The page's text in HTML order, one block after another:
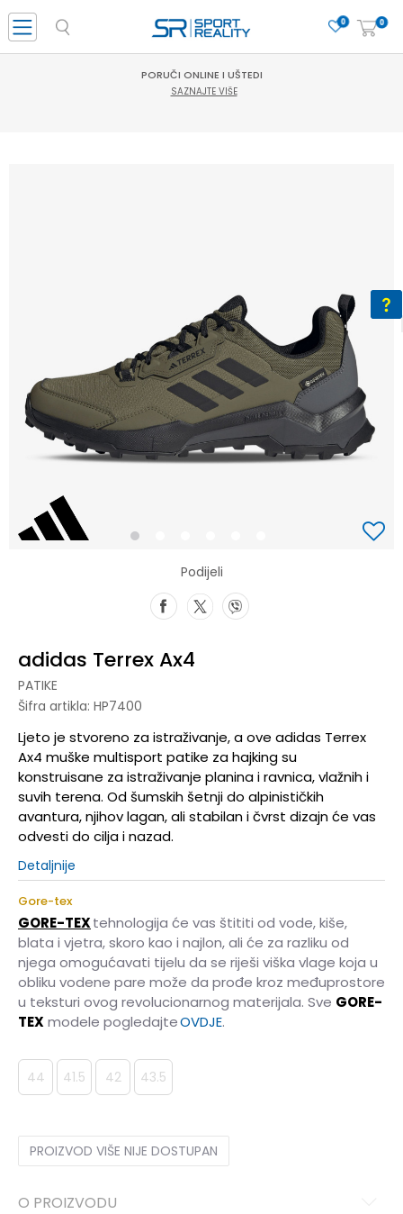
0
0
PORUČI ONLINE I UŠTEDI
SAZNAJTE VIŠE
1
Podijeli
adidas Terrex Ax4
PATIKE
Šifra artikla: HP7400
Ljeto je stvoreno za istraživanje, a ove adidas Terrex
Ax4 muške multisport patike za hajking su
konstruisane za istraživanje planina i ravnica, vlažnih i
suvih terena. Od šumskih šetnji do alpinističkih
avantura, njihov lagan, ali stabilan i čvrst dizajn će vas
odvesti do cilja i nazad.
Detaljnije
Gore-tex
GORE-TEXtehnologija će vas štititi od vode, kiše,
blata i vjetra, skoro kao i najlon, ali će za razliku od
njega omogućavati tijelu da se riješi viška vlage koja u
obliku vodene pare može da prođe kroz međuprostore
u teksturi ovog revolucionarnog materijala. Sve GORE-
TEXmodele pogledajteOVDJE.
44 41.5 42 43.5
PROIZVOD VIŠE NIJE DOSTUPAN
O PROIZVODU